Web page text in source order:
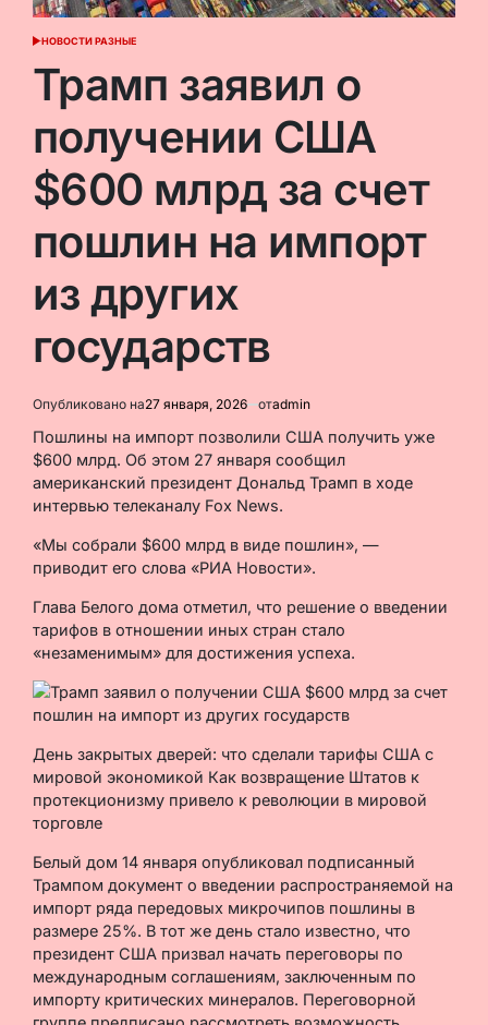
ОПУБЛИКОВАНО
НОВОСТИ РАЗНЫЕ
Трамп заявил о
получении США
$600 млрд за счет
пошлин на импорт
из других
государств
Опубликовано на27 января, 2026 отadmin
Пошлины на импорт позволили США получить уже
$600 млрд. Об этом 27 января сообщил
американский президент Дональд Трамп в ходе
интервью телеканалу Fox News.
«Мы собрали $600 млрд в виде пошлин», —
приводит его слова «РИА Новости».
Глава Белого дома отметил, что решение о введении
тарифов в отношении иных стран стало
«незаменимым» для достижения успеха.
День закрытых дверей: что сделали тарифы США с
мировой экономикой Как возвращение Штатов к
протекционизму привело к революции в мировой
торговле
Белый дом 14 января опубликовал подписанный
Трампом документ о введении распространяемой на
импорт ряда передовых микрочипов пошлины в
размере 25%. В тот же день стало известно, что
президент США призвал начать переговоры по
международным соглашениям, заключенным по
импорту критических минералов. Переговорной